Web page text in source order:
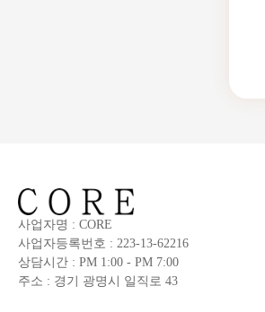
사업자명 : CORE
사업자등록번호 : 223-13-62216
상담시간 : PM 1:00 - PM 7:00
주소 : 경기 광명시 일직로 43